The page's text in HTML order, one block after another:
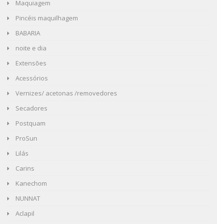
Maquiagem
Pincéis maquilhagem
BABARIA
noite e dia
Extensões
Acessórios
Vernizes/ acetonas /removedores
Secadores
Postquam
ProSun
Lilás
Carins
Kanechom
NUNNAT
Aclapil